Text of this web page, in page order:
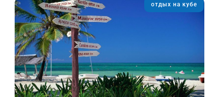
отдых на кубе